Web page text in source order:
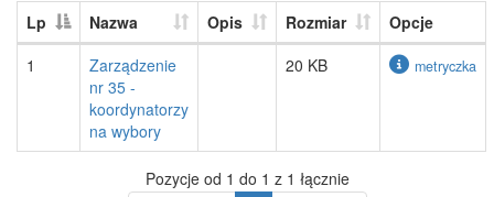
Lp Nazwa Opis Rozmiar
Opcje
1
Zarządzenie
nr 35 -
koordynatorzy
na wybory
20 KB metryczka
Pozycje od 1 do 1 z 1 łącznie